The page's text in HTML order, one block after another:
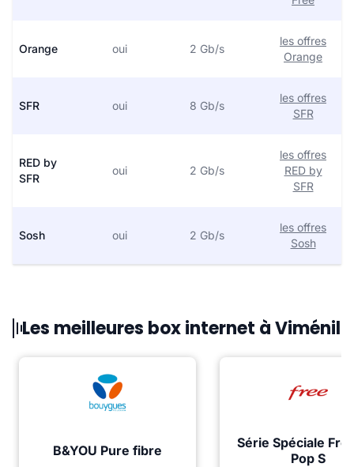
Orange oui 2 Gb/s
les offres
Orange
SFR oui 8 Gb/s
les offres
SFR
RED by
SFR
oui 2 Gb/s
les offres
RED by
SFR
Sosh oui 2 Gb/s
les offres
Sosh
Les meilleures box internet à Viménil
B&YOU Pure fibre
Série Spéciale
Pop S